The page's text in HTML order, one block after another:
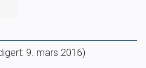
9. mars 2016)